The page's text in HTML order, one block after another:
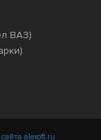
ВАЗ)
сайта alexoft.ru